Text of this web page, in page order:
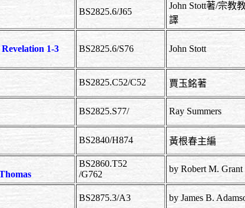
BS2825.6/J65
John Stott著/宗教
譯
1-3
BS2825.6/S76 John Stott
BS2825.C52/C52 賈玉銘著
BS2825.S77/ Ray Summers
BS2840/H874 黃根春主編
Thomas
BS2860.T52
/G762
by Robert M.
BS2875.3/A3 by James B.